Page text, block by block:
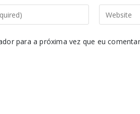
para a próxima vez que eu